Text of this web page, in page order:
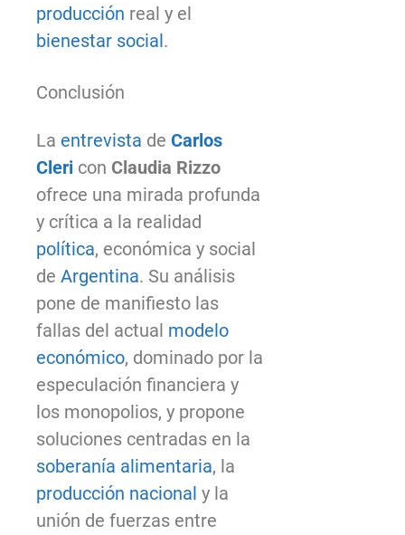
producción real y el
bienestar social .
Conclusión
La entrevista de Carlos
Cleri con Claudia Rizzo
ofrece una mirada profunda
y crítica a la realidad
política, económica y social
de Argentina. Su análisis
pone de manifiesto las
fallas del actual modelo
económico, dominado por la
especulación financiera y
los monopolios, y propone
soluciones centradas en la
soberanía alimentaria, la
producción nacional y la
unión de fuerzas entre